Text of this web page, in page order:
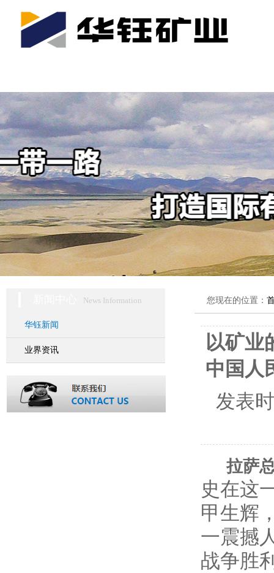
News Information
华钰新闻
业界资讯
您现在的位置：
以矿业
中国人
发表
拉萨
史在这
甲生辉
一震撼
战争胜